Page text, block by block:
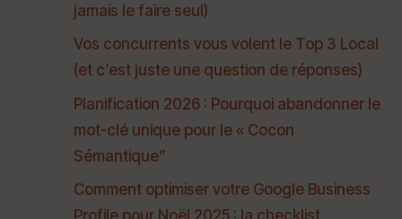
jamais le faire seul)
Vos concurrents vous volent le Top 3 Local
(et c’est juste une question de réponses)
Planification 2026 : Pourquoi abandonner le
mot-clé unique pour le « Cocon
Sémantique”
Comment optimiser votre Google Business